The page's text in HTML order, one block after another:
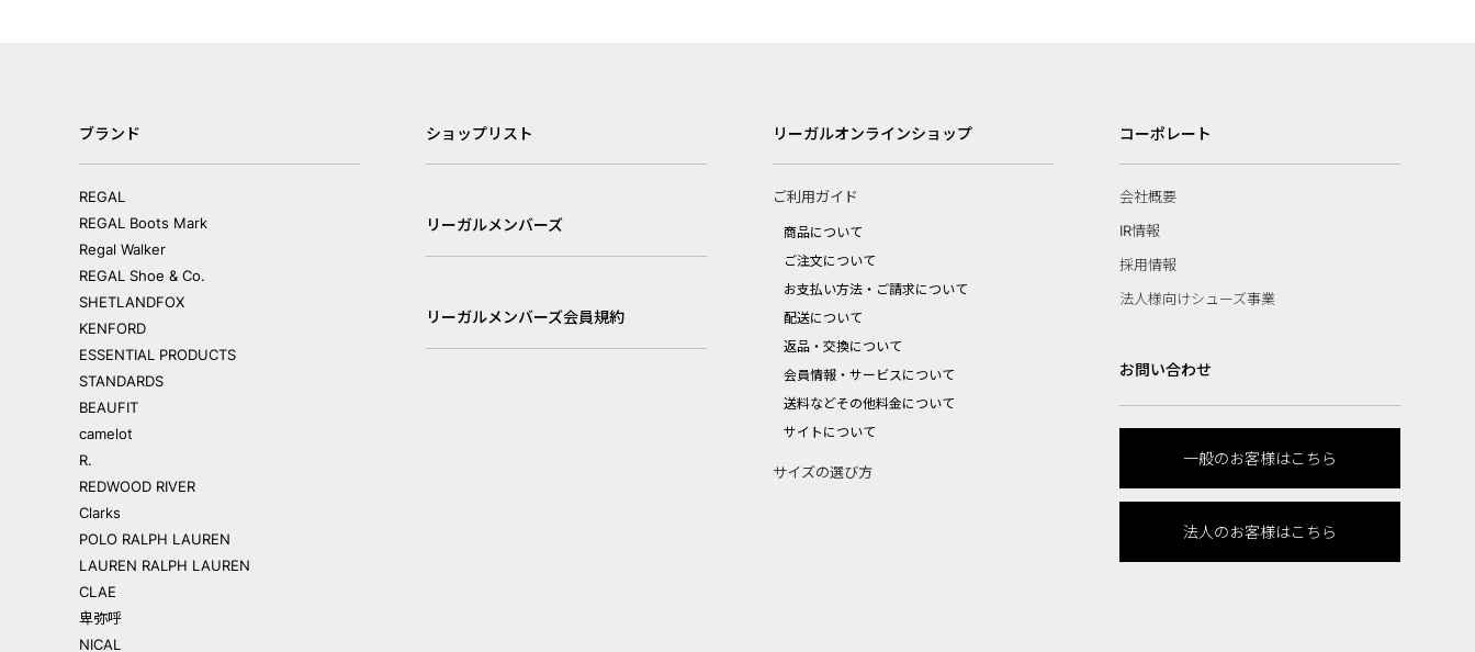
ブランド
REGAL
REGAL Boots Mark
Regal Walker
REGAL Shoe & Co.
SHETLANDFOX
KENFORD
ESSENTIAL PRODUCTS
STANDARDS
BEAUFIT
camelot
R.
REDWOOD RIVER
Clarks
POLO RALPH LAUREN
LAUREN RALPH LAUREN
CLAE
卑弥呼
NICAL
ショップリスト
リーガルメンバーズ
リーガルメンバーズ会員規約
リーガルオンラインショップ
ご利用ガイド
商品について
ご注文について
お支払い方法・ご請求について
配送について
返品・交換について
会員情報・サービスについて
送料などその他料金について
サイトについて
サイズの選び方
コーポレート
会社概要
IR情報
採用情報
法人様向けシューズ事業
お問い合わせ
一般のお客様はこちら
法人のお客様はこちら